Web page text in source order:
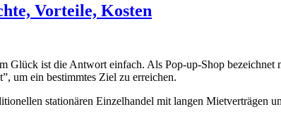
Vorteile, Kosten
Glück ist die Antwort einfach. Als Pop-up-Shop bezeichnet
um ein bestimmtes Ziel zu erreichen.
stationären Einzelhandel mit langen Mietverträgen